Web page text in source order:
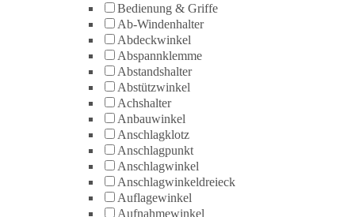
Bedienung & Griffe
Ab-Windenhalter
Abdeckwinkel
Abspannklemme
Abstandshalter
Abstützwinkel
Achshalter
Anbauwinkel
Anschlagklotz
Anschlagpunkt
Anschlagwinkel
Anschlagwinkeldreieck
Auflagewinkel
Aufnahmewinkel